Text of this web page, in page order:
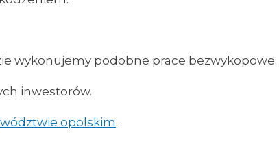
wykonujemy podobne prace bezwykopowe.
inwestorów.
opolskim.